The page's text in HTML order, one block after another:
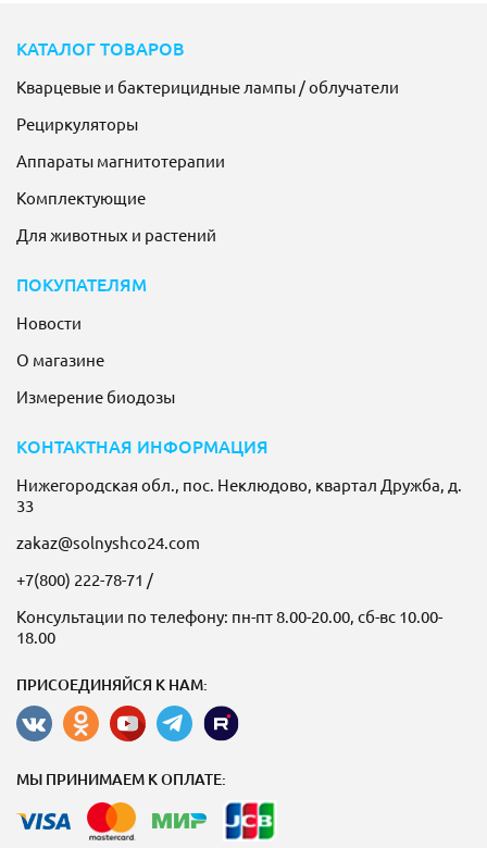
КАТАЛОГ ТОВАРОВ
Кварцевые и бактерицидные лампы / облучатели
Рециркуляторы
Аппараты магнитотерапии
Комплектующие
Для животных и растений
ПОКУПАТЕЛЯМ
Новости
О магазине
Измерение биодозы
КОНТАКТНАЯ ИНФОРМАЦИЯ
Нижегородская обл., пос. Неклюдово, квартал Дружба, д.
33
zakaz@solnyshco24.com
+7(800) 222-78-71 /
Консультации по телефону: пн-пт 8.00-20.00, сб-вс 10.00-
18.00
ПРИСОЕДИНЯЙСЯ К НАМ:
МЫ ПРИНИМАЕМ К ОПЛАТЕ: